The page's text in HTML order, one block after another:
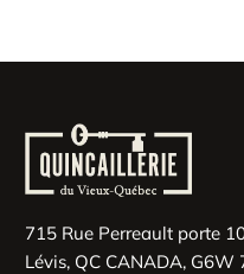
715 Rue Perreault porte
Lévis, QC CANADA, G6W